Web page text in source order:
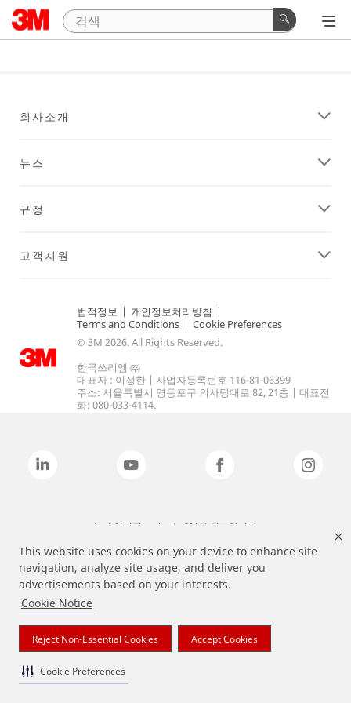
This website uses cookies on your device to enhance site
navigation, analyze site usage, and deliver you
advertisements based on your interests.
Cookie Notice
Reject Non-Essential Cookies Accept Cookies
Cookie Preferences
회사소개
뉴스
규정
고객지원
법적정보 | 개인정보처리방침 |
Terms and Conditions | Cookie Preferences
© 3M 2026. All Rights Reserved.
한국쓰리엠 ㈜
대표자 : 이정한 | 사업자등록번호 116-81-06399
주소: 서울특별시 영등포구 의사당대로 82, 21층 | 대표전
화: 080-033-4114.
상기 열거된 브랜드는 3M의 상표입니다.